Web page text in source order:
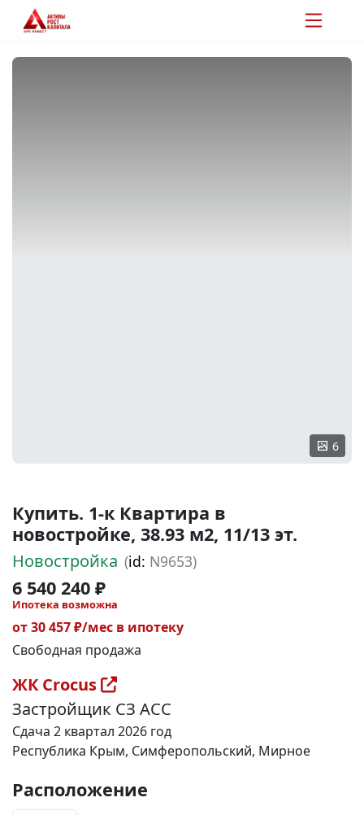
6
Купить. 1-к Квартира в
новостройке, 38.93 м2, 11/13 эт.
Новостройка (id: N9653)
6 540 240 ₽
Ипотека возможна
от 30 457 ₽/мес в ипотеку
Свободная продажа
ЖК Crocus
Застройщик СЗ АСС
Сдача 2 квартал 2026 год
Республика Крым, Симферопольский, Мирное
Расположение